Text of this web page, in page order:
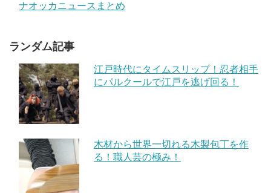
ナオッカニュースまとめ
ランダム記事
江戸時代にタイムスリップ！忍者相手
にパルクールで江戸を逃げ回る！
木材から世界一切れる木製包丁を作
る！職人芸の極み！